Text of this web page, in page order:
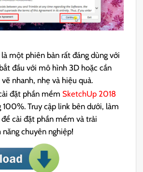
một phiên bản rất đáng dùng với
đầu với mô hình 3D hoặc cần
nhanh, nhẹ và hiệu quả.
đặt phần mềm SketchUp 2018
Truy cập link bên dưới, làm
cài đặt phần mềm và trải
chuyên nghiệp!